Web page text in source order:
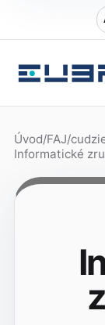
Úvod/FAJ/
Informatické